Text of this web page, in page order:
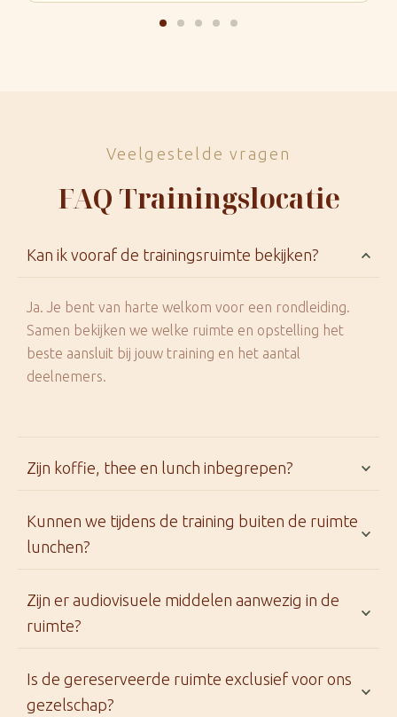
Veelgestelde vragen
FAQ Trainingslocatie
Kan ik vooraf de trainingsruimte bekijken?
Ja. Je bent van harte welkom voor een rondleiding.
Samen bekijken we welke ruimte en opstelling het
beste aansluit bij jouw training en het aantal
deelnemers.
Zijn koffie, thee en lunch inbegrepen?
Kunnen we tijdens de training buiten de ruimte
lunchen?
Zijn er audiovisuele middelen aanwezig in de
ruimte?
Is de gereserveerde ruimte exclusief voor ons
gezelschap?